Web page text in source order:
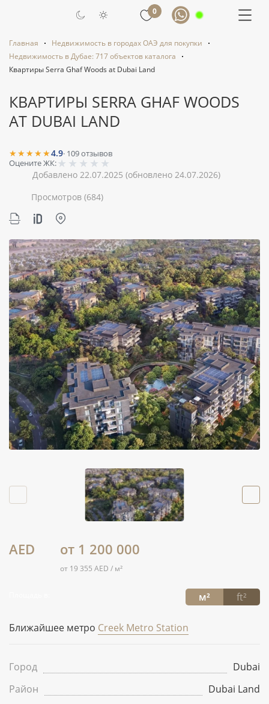
0
Главная
Недвижимость в городах ОАЭ для покупки
Недвижимость в Дубае: 717 объектов каталога
Квартиры Serra Ghaf Woods at Dubai Land
КВАРТИРЫ SERRA GHAF WOODS
AT DUBAI LAND
★★★★★4.9· 109отзывов
Оцените ЖК:★ ★ ★ ★ ★
Добавлено 22.07.2025 (обновлено 24.07.2026)
Просмотров (684)
AED от 1 200 000
от 19 355 AED / м²
м² ft²
Ближайшее метро Creek Metro Station
Город
Dubai
Район
Dubai Land